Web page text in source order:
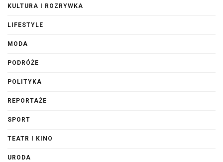
KULTURA I ROZRYWKA
LIFESTYLE
MODA
PODRÓŻE
POLITYKA
REPORTAŻE
SPORT
TEATR I KINO
URODA